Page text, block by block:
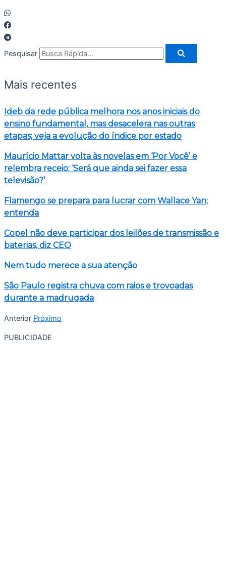
Pesquisar
Mais recentes
Ideb da rede pública melhora nos anos iniciais do
ensino fundamental, mas desacelera nas outras
etapas; veja a evolução do índice por estado
Maurício Mattar volta às novelas em ‘Por Você’ e
relembra receio: ‘Será que ainda sei fazer essa
televisão?’
Flamengo se prepara para lucrar com Wallace Yan;
entenda
Copel não deve participar dos leilões de transmissão e
baterias, diz CEO
Nem tudo merece a sua atenção
São Paulo registra chuva com raios e trovoadas
durante a madrugada
Anterior Próximo
PUBLICIDADE